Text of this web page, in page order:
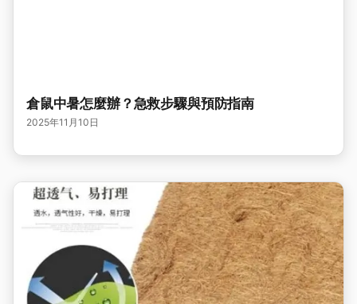
倉鼠中暑怎麼辦？急救步驟與預防指南
2025年11月10日